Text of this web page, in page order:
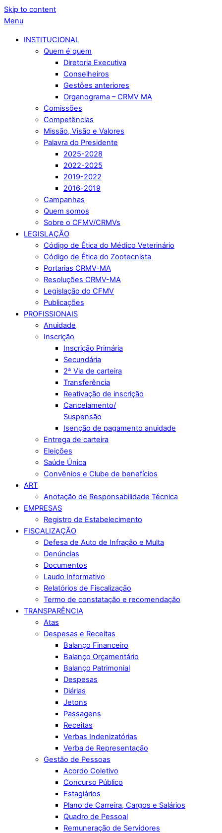
Skip to content
Menu
INSTITUCIONAL
Quem é quem
Diretoria Executiva
Conselheiros
Gestões anteriores
Organograma – CRMV MA
Comissões
Competências
Missão, Visão e Valores
Palavra do Presidente
2025-2028
2022-2025
2019-2022
2016-2019
Campanhas
Quem somos
Sobre o CFMV/CRMVs
LEGISLAÇÃO
Código de Ética do Médico Veterinário
Código de Ética do Zootecnista
Portarias CRMV-MA
Resoluções CRMV-MA
Legislação do CFMV
Publicações
PROFISSIONAIS
Anuidade
Inscrição
Inscrição Primária
Secundária
2ª Via de carteira
Transferência
Reativação de inscrição
Cancelamento/
Suspensão
Isenção de pagamento anuidade
Entrega de carteira
Eleições
Saúde Única
Convênios e Clube de benefícios
ART
Anotação de Responsabilidade Técnica
EMPRESAS
Registro de Estabelecimento
FISCALIZAÇÃO
Defesa de Auto de Infração e Multa
Denúncias
Documentos
Laudo Informativo
Relatórios de Fiscalização
Termo de constatação e recomendação
TRANSPARÊNCIA
Atas
Despesas e Receitas
Balanço Financeiro
Balanço Orçamentário
Balanço Patrimonial
Despesas
Diárias
Jetons
Passagens
Receitas
Verbas Indenizatórias
Verba de Representação
Gestão de Pessoas
Acordo Coletivo
Concurso Público
Estagiários
Plano de Carreira, Cargos e Salários
Quadro de Pessoal
Remuneração de Servidores